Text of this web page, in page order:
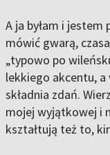
A ja byłam i
mówić gwarą,
„typowo po
lekkiego akcentu, a
składnia zdań.
mojej wyjątkowej i
kształtują też to,